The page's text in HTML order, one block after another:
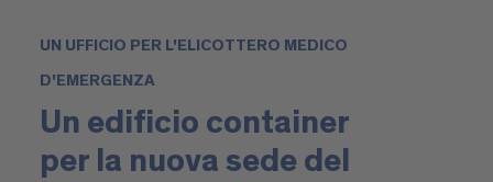
UN UFFICIO PER L'ELICOTTERO MEDICO
D'EMERGENZA
Un edificio container
per la nuova sede del